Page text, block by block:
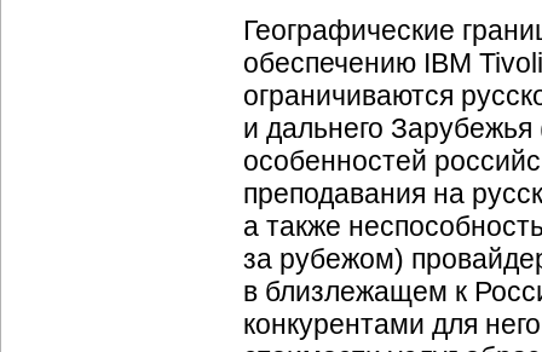
Географические
обеспечению IBM
ограничиваются
и дальнего
особенностей
преподавания на
а также
за рубежом)
в близлежащем к
конкурентами для